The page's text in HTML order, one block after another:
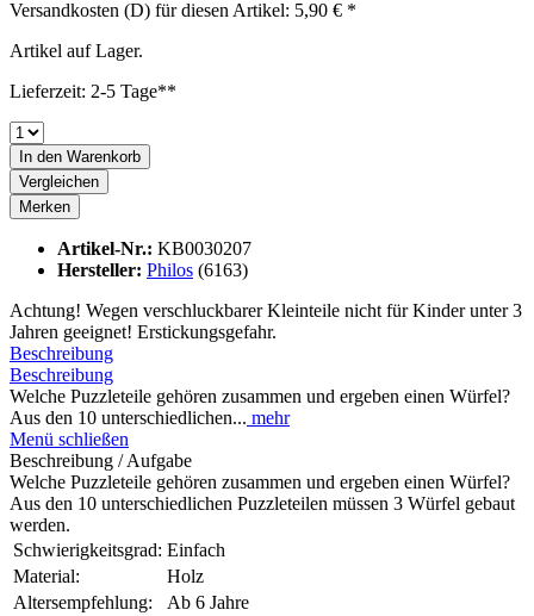
Versandkosten (D) für diesen Artikel: 5,90 € *
Artikel auf Lager.
Lieferzeit: 2-5 Tage**
In den Warenkorb
Vergleichen
Merken
Artikel-Nr.: KB0030207
Hersteller: Philos (6163)
Achtung! Wegen verschluckbarer Kleinteile nicht für Kinder unter 3
Jahren geeignet! Erstickungsgefahr.
Beschreibung
Beschreibung
Welche Puzzleteile gehören zusammen und ergeben einen Würfel?
Aus den 10 unterschiedlichen... mehr
Menü schließen
Beschreibung / Aufgabe
Welche Puzzleteile gehören zusammen und ergeben einen Würfel?
Aus den 10 unterschiedlichen Puzzleteilen müssen 3 Würfel gebaut
werden.
Schwierigkeitsgrad: Einfach
Material:
Holz
Altersempfehlung:
Ab 6 Jahre